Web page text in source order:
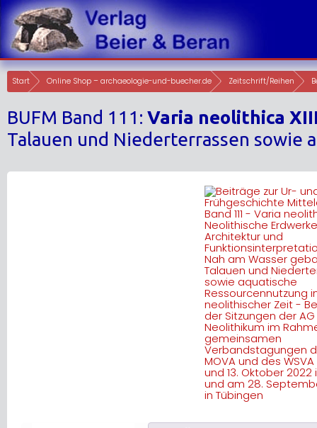
Skip
to
content
Start Online Shop – archaeologie-und-buecher.de Zeitschrift/Reihen
BUFM Band 111: Varia neolithica
Talauen und Niederterrassen sowie